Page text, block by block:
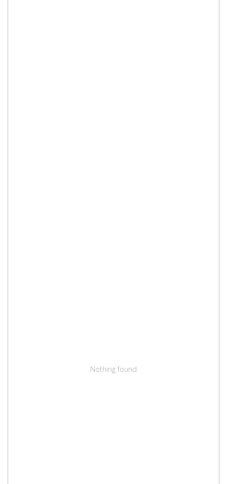
Nothing found